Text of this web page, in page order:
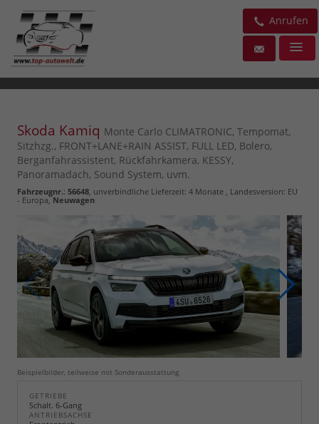
Anrufen
Skoda Kamiq Monte Carlo CLIMATRONIC, Tempomat,
Sitzhzg., FRONT+LANE+RAIN ASSIST, FULL LED, Bolero,
Berganfahrassistent, Rückfahrkamera, KESSY,
Panoramadach, Sound System, uvm.
Fahrzeugnr.: 56648 , unverbindliche Lieferzeit: 4 Monate , Landesversion: EU
- Europa,Neuwagen
Beispielbilder, teilweise mit Sonderausstattung
GETRIEBE
Schalt. 6-Gang
ANTRIEBSACHSE